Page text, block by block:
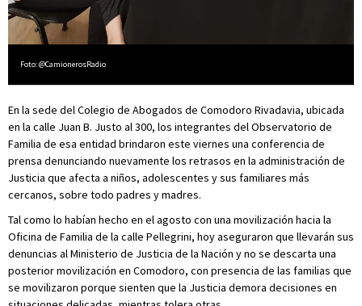
Foto: @CamionerosRadio
En la sede del Colegio de Abogados de Comodoro Rivadavia, ubicada
en la calle Juan B. Justo al 300, los integrantes del Observatorio de
Familia de esa entidad brindaron este viernes una conferencia de
prensa denunciando nuevamente los retrasos en la administración de
Justicia que afecta a niños, adolescentes y sus familiares más
cercanos, sobre todo padres y madres.
Tal como lo habían hecho en el agosto con una movilización hacia la
Oficina de Familia de la calle Pellegrini, hoy aseguraron que llevarán sus
denuncias al Ministerio de Justicia de la Nación y no se descarta una
posterior movilización en Comodoro, con presencia de las familias que
se movilizaron porque sienten que la Justicia demora decisiones en